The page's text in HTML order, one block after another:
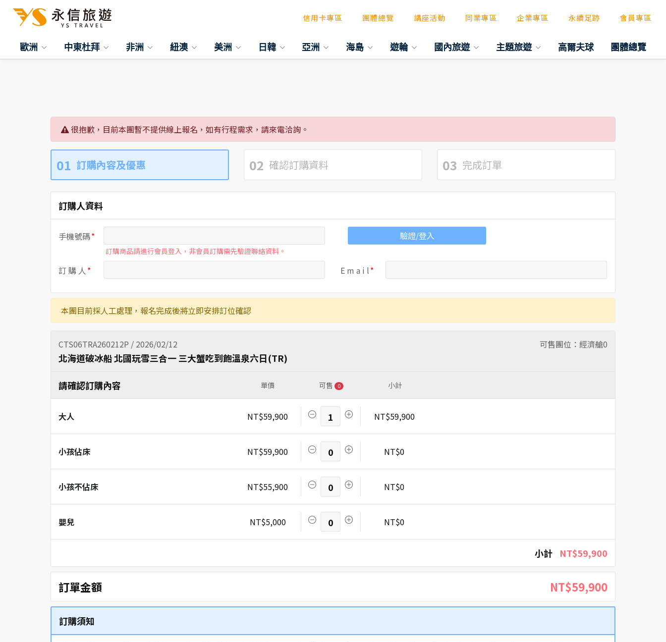
信用卡專區 團體總覽 講座活動 同業專區 企業專區 永續足跡 會員專區
歐洲 中東杜拜 非洲 紐澳 美洲 日韓 亞洲 海島 遊輪 國內旅遊 主題旅遊 高爾夫球 團體總覽
很抱歉，目前本團暫不提供線上報名，如有行程需求，請來電洽詢。
01 訂購內容及優惠 02 確認訂購資料 03 完成訂單
訂購人資料
手機號碼
訂購商品請進行會員登入，非會員訂購需先驗證聯絡資料。
驗證/登入
訂 購 人 E m a i l
本團目前採人工處理，報名完成後將立即安排訂位確認
CTS06TRA260212P / 2026/02/12 可售團位：經濟艙0
北海道破冰船 北國玩雪三合一 三大蟹吃到飽溫泉六日(TR)
請確認訂購內容 單價 可售 0 小計
大人 NT$59,900 1 NT$59,900
小孩佔床 NT$59,900 0 NT$0
小孩不佔床 NT$55,900 0 NT$0
嬰兒 NT$5,000 0 NT$0
小計 NT$59,900
訂單金額 NT$59,900
訂購須知